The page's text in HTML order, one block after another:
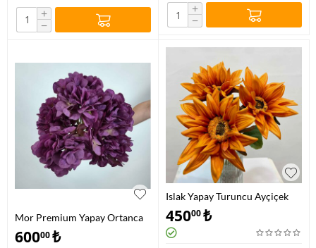
+
−
+
−
Mor Premium Yapay Ortanca
60000₺
Islak Yapay Turuncu Ayçiçek
45000₺